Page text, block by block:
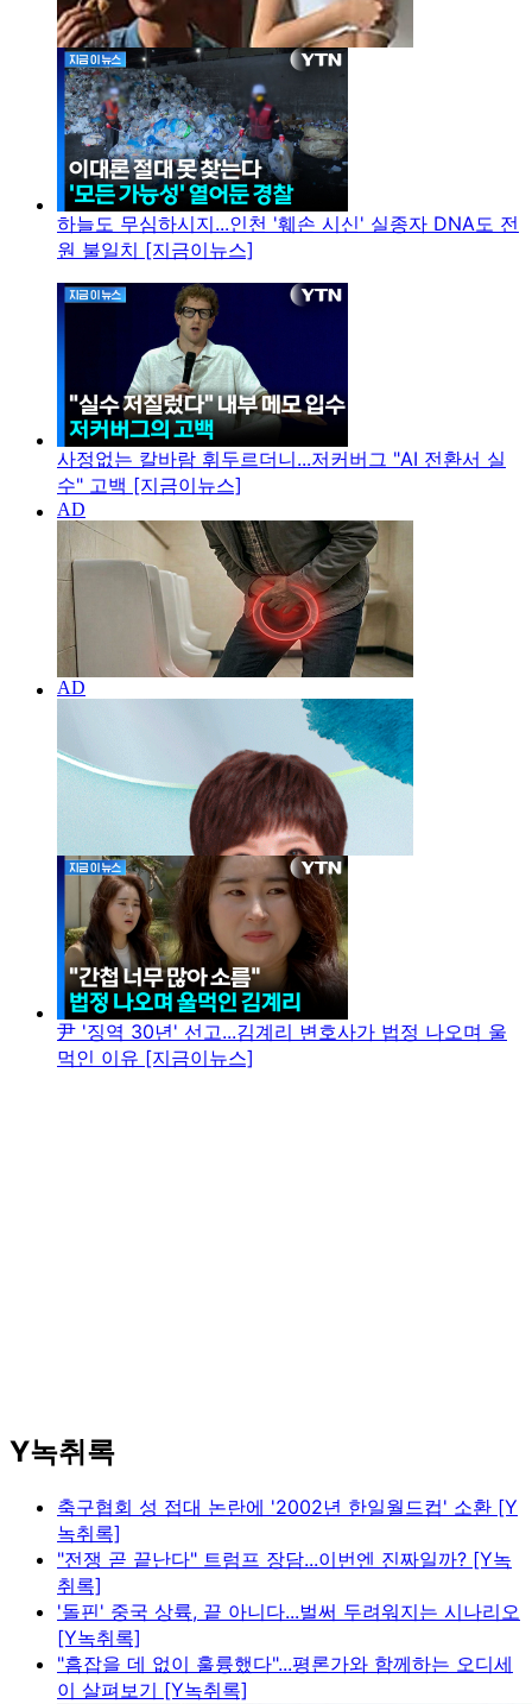
하늘도 무심하시지...인천 '훼손 시신' 실종자 DNA도 전
원 불일치 [지금이뉴스]
사정없는 칼바람 휘두르더니...저커버그 "AI 전환서 실
수" 고백 [지금이뉴스]
尹 '징역 30년' 선고...김계리 변호사가 법정 나오며 울
먹인 이유 [지금이뉴스]
Y녹취록
축구협회 성 접대 논란에 '2002년 한일월드컵' 소환 [Y
녹취록]
"전쟁 곧 끝난다" 트럼프 장담...이번엔 진짜일까? [Y녹
취록]
'돌핀' 중국 상륙, 끝 아니다...벌써 두려워지는 시나리오
[Y녹취록]
"흠잡을 데 없이 훌륭했다"...평론가와 함께하는 오디세
이 살펴보기 [Y녹취록]